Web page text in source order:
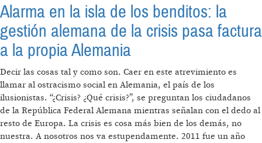
Alarma en la isla de los benditos: la
gestión alemana de la crisis pasa factura
a la propia Alemania
Decir las cosas tal y como son. Caer en este atrevimiento es
llamar al ostracismo social en Alemania, el país de los
ilusionistas. “¿Crisis? ¿Qué crisis?”, se preguntan los ciudadanos
de la República Federal Alemana mientras señalan con el dedo al
resto de Europa. La crisis es cosa más bien de los demás, no
nuestra. A nosotros nos va estupendamente. 2011 fue un año